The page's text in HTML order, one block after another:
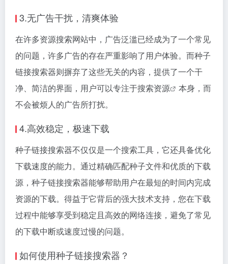
3.无广告干扰，清爽体验
在许多资源搜索网站中，广告泛滥已经成为了一个常见
的问题，许多广告的存在严重影响了用户体验。而种子
链接搜索器则摒弃了这些无关的内容，提供了一个干
净、简洁的界面，用户可以专注于搜索资源
本身，而
不会被烦人的广告所打扰。
4.高效稳定，极速下载
种子链接搜索器不仅仅是一个搜索工具，它还具备优化
下载速度的能力。通过精确匹配种子文件和优质的下载
源，种子链接搜索器能够帮助用户在最短的时间内完成
资源的下载。得益于它背后的强大技术支持，您在下载
过程中能够享受到稳定且高效的网络连接，避免了常见
的下载中断或速度过慢的问题。
如何使用种子链接搜索器？